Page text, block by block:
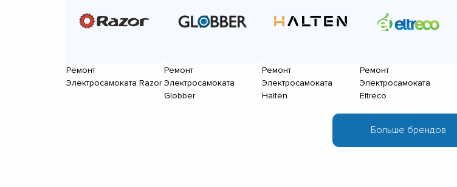
Ремонт
Электросамоката Razor
Ремонт
Электросамоката
Globber
Ремонт
Электросамоката
Halten
Ремонт
Электросамоката
Eltreco